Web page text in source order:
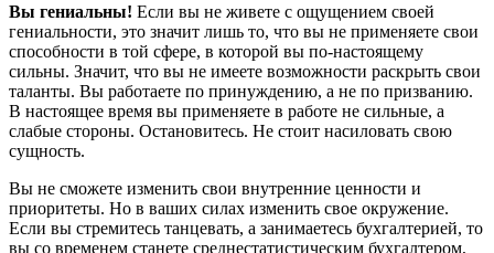
Вы гениальны! Если вы не живете с ощущением своей
гениальности, это значит лишь то, что вы не применяете свои
способности в той сфере, в которой вы по-настоящему
сильны. Значит, что вы не имеете возможности раскрыть свои
таланты. Вы работаете по принуждению, а не по призванию.
В настоящее время вы применяете в работе не сильные, а
слабые стороны. Остановитесь. Не стоит насиловать свою
сущность.
Вы не сможете изменить свои внутренние ценности и
приоритеты. Но в ваших силах изменить свое окружение.
Если вы стремитесь танцевать, а занимаетесь бухгалтерией, то
вы со временем станете среднестатистическим бухгалтером,